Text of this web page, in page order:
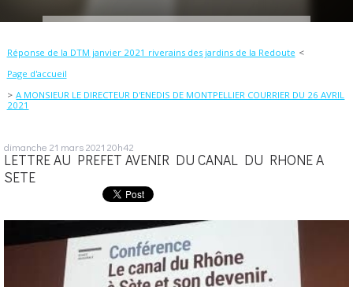
Réponse de la DTM janvier 2021 riverains des jardins de la Redoute
Page d'accueil
A MONSIEUR LE DIRECTEUR D'ENEDIS DE MONTPELLIER COURRIER DU 26 AVRIL
2021
dimanche 21 mars 2021 20h42
LETTRE AU PREFET AVENIR DU CANAL DU RHONE A
SETE